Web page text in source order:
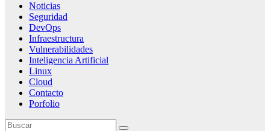
Noticias
Seguridad
DevOps
Infraestructura
Vulnerabilidades
Inteligencia Artificial
Linux
Cloud
Contacto
Porfolio